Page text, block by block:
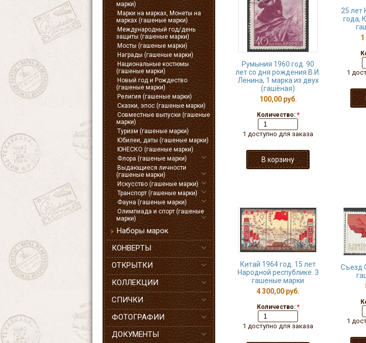
марки)
Марки на марках, Монеты на
марках (гашеные марки)
Международный год/день
защиты (гашеные марки)
Мосты (гашеные марки)
Награды (гашеные марки)
Национальные костюмы
(гашеные марки)
Новый год и Рождество
(гашеные марки)
Религия (гашеные марки)
Сказки, эпос (гашеные марки)
Совместные выпуски (гашеные
марки)
Туризм (гашеные марки)
Юбилеи, даты (гашеные марки)
ЮНЕСКО (гашеные марки)
Флора (гашеные марки)
Выдающиеся личности
(гашеные марки)
Искусство (гашеные марки)
Транспорт (гашеные марки)
Фауна (гашеные марки)
Олимпиада и спорт (гашеные
марки)
Наборы марок
КОНВЕРТЫ
ОТКРЫТКИ
КОЛЛЕКЦИИ
СПИЧКИ
ФОТОГРАФИИ
ДОКУМЕНТЫ
Румыния 1960 год. 90
лет со дня рождения В.И.
Ленина, 1 марка из двух
(гашёная)
100,00 руб.
Количество: *
1 доступно для заказа
25 лет
года,
1
1
Китай 1964 год. 15 лет
Народной республике. 3
гашеные марки
4 300,00 руб.
Количество: *
1 доступно для заказа
Съезд
1